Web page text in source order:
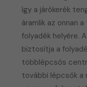
így a járókerék
áramlik az onnan
folyadék helyére.
biztosítja a
többlépcsős
további lépcsők a